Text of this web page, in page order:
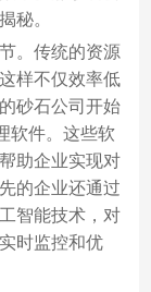
秘。
。传统的资源
样不仅效率低
砂石公司开始
软件。这些软
助企业实现对
的企业还通过
智能技术，对
时监控和优